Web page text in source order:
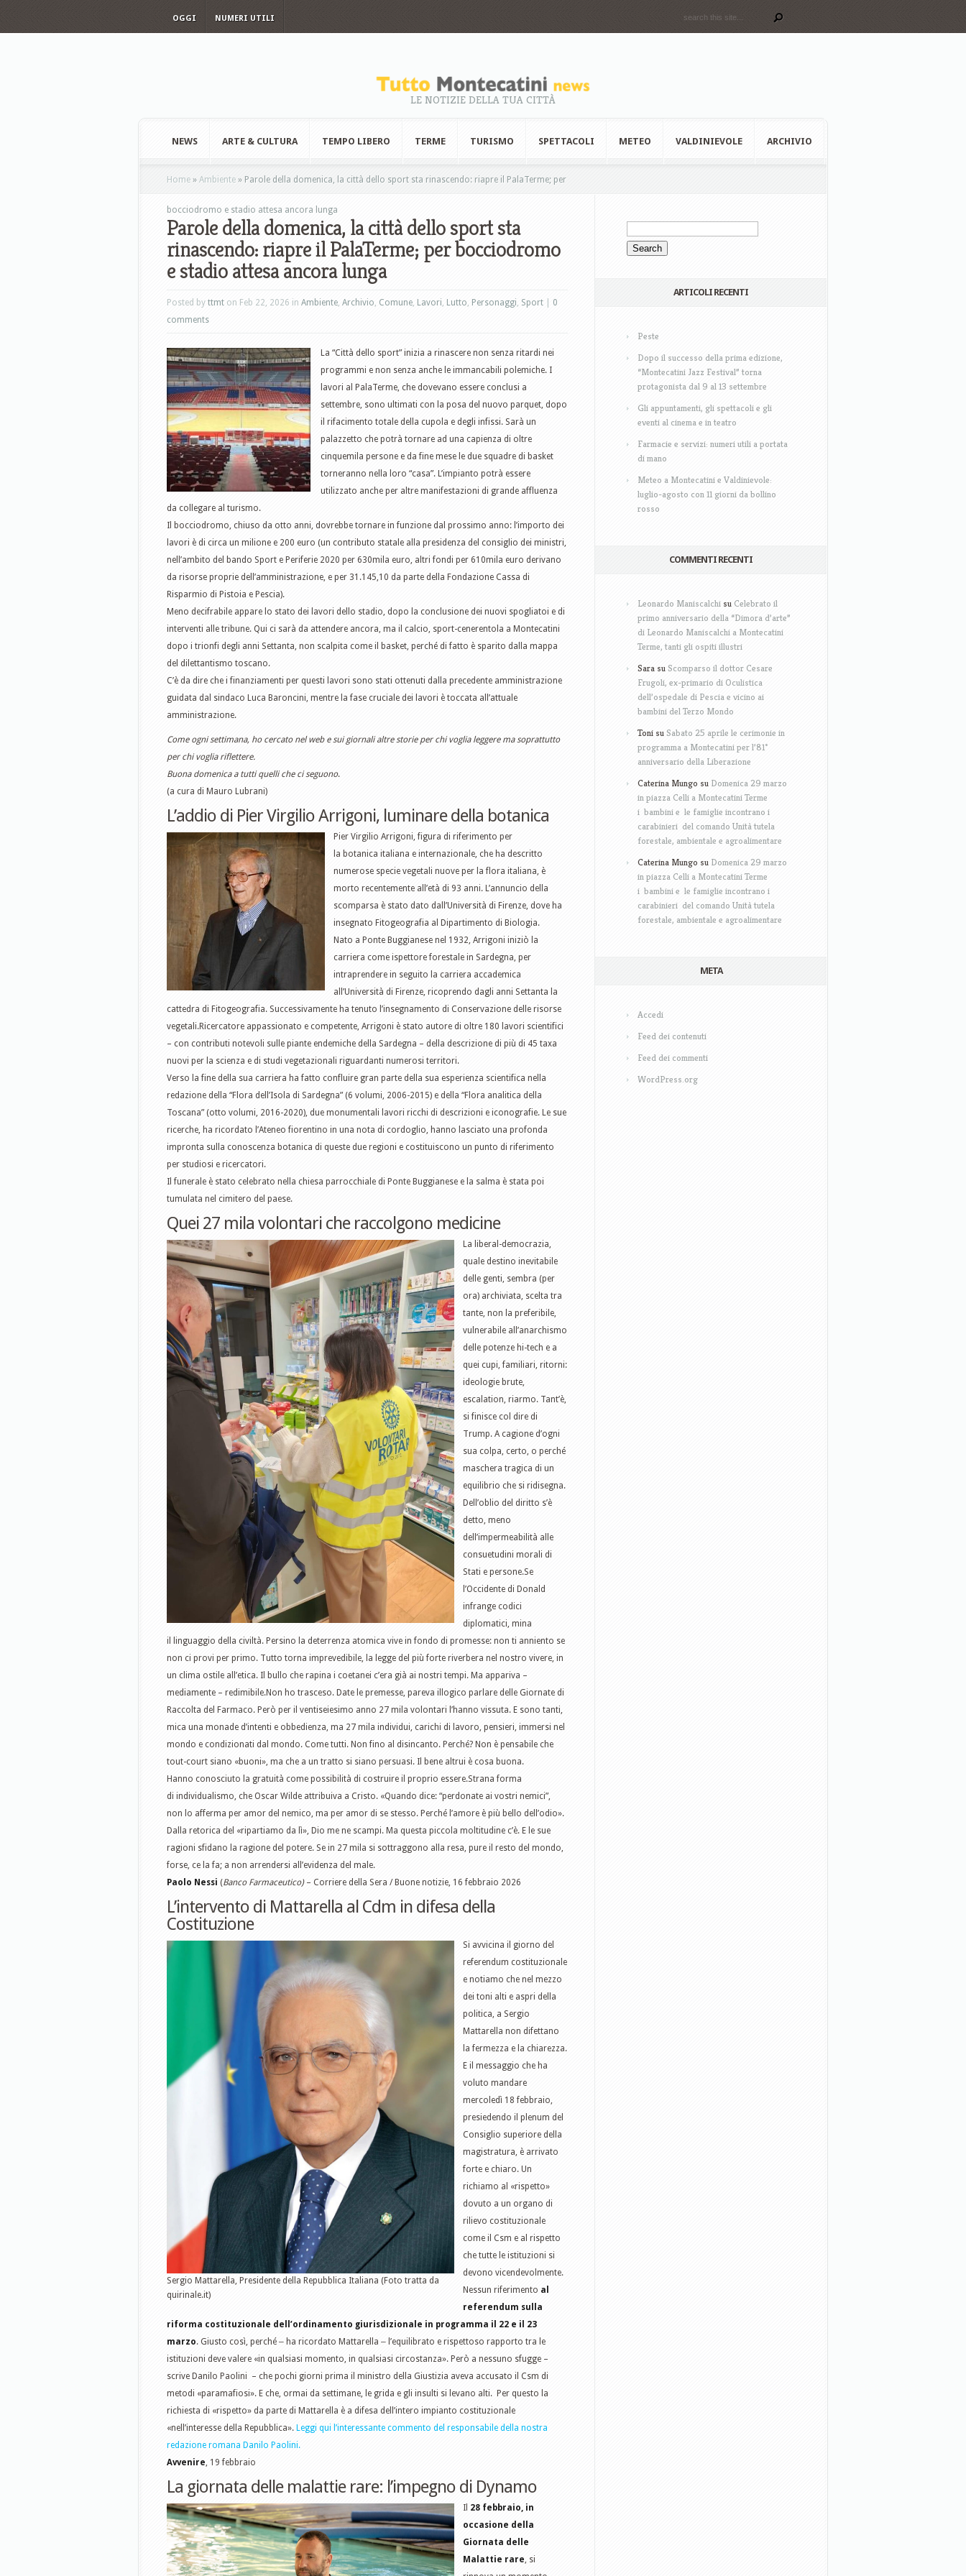
OGGI NUMERI UTILI
LE NOTIZIE DELLA TUA CITTÀ
NEWS ARTE & CULTURA TEMPO LIBERO TERME TURISMO SPETTACOLI METEO VALDINIEVOLE ARCHIVIO
Home » Ambiente » Parole della domenica, la città dello sport sta rinascendo: riapre il PalaTerme; per
bocciodromo e stadio attesa ancora lunga
Parole della domenica, la città dello sport sta
rinascendo: riapre il PalaTerme; per bocciodromo
e stadio attesa ancora lunga
Posted by ttmt on Feb 22, 2026 in Ambiente, Archivio, Comune, Lavori, Lutto, Personaggi, Sport
0
comments
La “Città dello sport” inizia a rinascere non senza ritardi nei
programmi e non senza anche le immancabili polemiche. I
lavori al PalaTerme, che dovevano essere conclusi a
settembre, sono ultimati con la posa del nuovo parquet, dopo
il rifacimento totale della cupola e degli infissi. Sarà un
palazzetto che potrà tornare ad una capienza di oltre
cinquemila persone e da fine mese le due squadre di basket
torneranno nella loro “casa”. L’impianto potrà essere
utilizzato anche per altre manifestazioni di grande affluenza
da collegare al turismo.
Il bocciodromo, chiuso da otto anni, dovrebbe tornare in funzione dal prossimo anno: l’importo dei
lavori è di circa un milione e 200 euro (un contributo statale alla presidenza del consiglio dei ministri,
nell’ambito del bando Sport e Periferie 2020 per 630mila euro, altri fondi per 610mila euro derivano
da risorse proprie dell’amministrazione, e per 31.145,10 da parte della Fondazione Cassa di
Risparmio di Pistoia e Pescia).
Meno decifrabile appare lo stato dei lavori dello stadio, dopo la conclusione dei nuovi spogliatoi e di
interventi alle tribune. Qui ci sarà da attendere ancora, ma il calcio, sport-cenerentola a Montecatini
dopo i trionfi degli anni Settanta, non scalpita come il basket, perché di fatto è sparito dalla mappa
del dilettantismo toscano.
C’è da dire che i finanziamenti per questi lavori sono stati ottenuti dalla precedente amministrazione
guidata dal sindaco Luca Baroncini, mentre la fase cruciale dei lavori è toccata all’attuale
amministrazione.
Come ogni settimana, ho cercato nel web e sui giornali altre storie per chi voglia leggere ma soprattutto
per chi voglia riflettere.
Buona domenica a tutti quelli che ci seguono.
(a cura di Mauro Lubrani)
L’addio di Pier Virgilio Arrigoni, luminare della botanica
Pier Virgilio Arrigoni, figura di riferimento per
la botanica italiana e internazionale, che ha descritto
numerose specie vegetali nuove per la flora italiana, è
morto recentemente all’età di 93 anni. L’annuncio della
scomparsa è stato dato dall’Università di Firenze, dove ha
insegnato Fitogeografia al Dipartimento di Biologia.
Nato a Ponte Buggianese nel 1932, Arrigoni iniziò la
carriera come ispettore forestale in Sardegna, per
intraprendere in seguito la carriera accademica
all’Università di Firenze, ricoprendo dagli anni Settanta la
cattedra di Fitogeografia. Successivamente ha tenuto l’insegnamento di Conservazione delle risorse
vegetali.Ricercatore appassionato e competente, Arrigoni è stato autore di oltre 180 lavori scientifici
– con contributi notevoli sulle piante endemiche della Sardegna – della descrizione di più di 45 taxa
nuovi per la scienza e di studi vegetazionali riguardanti numerosi territori.
Verso la fine della sua carriera ha fatto confluire gran parte della sua esperienza scientifica nella
redazione della “Flora dell’Isola di Sardegna” (6 volumi, 2006-2015) e della “Flora analitica della
Toscana” (otto volumi, 2016-2020), due monumentali lavori ricchi di descrizioni e iconografie. Le sue
ricerche, ha ricordato l’Ateneo fiorentino in una nota di cordoglio, hanno lasciato una profonda
impronta sulla conoscenza botanica di queste due regioni e costituiscono un punto di riferimento
per studiosi e ricercatori.
Il funerale è stato celebrato nella chiesa parrocchiale di Ponte Buggianese e la salma è stata poi
tumulata nel cimitero del paese.
Quei 27 mila volontari che raccolgono medicine
La liberal-democrazia,
quale destino inevitabile
delle genti, sembra (per
ora) archiviata, scelta tra
tante, non la preferibile,
vulnerabile all’anarchismo
delle potenze hi-tech e a
quei cupi, familiari, ritorni:
ideologie brute,
escalation, riarmo. Tant’è,
si finisce col dire di
Trump. A cagione d’ogni
sua colpa, certo, o perché
maschera tragica di un
equilibrio che si ridisegna.
Dell’oblio del diritto s’è
detto, meno
dell’impermeabilità alle
consuetudini morali di
Stati e persone.Se
l’Occidente di Donald
infrange codici
diplomatici, mina
il linguaggio della civiltà. Persino la deterrenza atomica vive in fondo di promesse: non ti anniento se
non ci provi per primo. Tutto torna imprevedibile, la legge del più forte riverbera nel nostro vivere, in
un clima ostile all’etica. Il bullo che rapina i coetanei c’era già ai nostri tempi. Ma appariva –
mediamente – redimibile.Non ho trasceso. Date le premesse, pareva illogico parlare delle Giornate di
Raccolta del Farmaco. Però per il ventiseiesimo anno 27 mila volontari l’hanno vissuta. E sono tanti,
mica una monade d’intenti e obbedienza, ma 27 mila individui, carichi di lavoro, pensieri, immersi nel
mondo e condizionati dal mondo. Come tutti. Non fino al disincanto. Perché? Non è pensabile che
tout-court siano «buoni», ma che a un tratto si siano persuasi. Il bene altrui è cosa buona.
Hanno conosciuto la gratuità come possibilità di costruire il proprio essere.Strana forma
di individualismo, che Oscar Wilde attribuiva a Cristo. «Quando dice: “perdonate ai vostri nemici”,
non lo afferma per amor del nemico, ma per amor di se stesso. Perché l’amore è più bello dell’odio».
Dalla retorica del «ripartiamo da lì», Dio me ne scampi. Ma questa piccola moltitudine c’è. E le sue
ragioni sfidano la ragione del potere. Se in 27 mila si sottraggono alla resa, pure il resto del mondo,
forse, ce la fa; a non arrendersi all’evidenza del male.
Paolo Nessi (Banco Farmaceutico) – Corriere della Sera / Buone notizie, 16 febbraio 2026
L’intervento di Mattarella al Cdm in difesa della
Costituzione
Sergio Mattarella, Presidente della Repubblica Italiana (Foto tratta da
quirinale.it)
Si avvicina il giorno del
referendum costituzionale
e notiamo che nel mezzo
dei toni alti e aspri della
politica, a Sergio
Mattarella non difettano
la fermezza e la chiarezza.
E il messaggio che ha
voluto mandare
mercoledì 18 febbraio,
presiedendo il plenum del
Consiglio superiore della
magistratura, è arrivato
forte e chiaro. Un
richiamo al «rispetto»
dovuto a un organo di
rilievo costituzionale
come il Csm e al rispetto
che tutte le istituzioni si
devono vicendevolmente.
Nessun riferimento al
referendum sulla
riforma costituzionale dell’ordinamento giurisdizionale in programma il 22 e il 23
marzo. Giusto così, perché ‒ ha ricordato Mattarella ‒ l’equilibrato e rispettoso rapporto tra le
istituzioni deve valere «in qualsiasi momento, in qualsiasi circostanza». Però a nessuno sfugge –
scrive Danilo Paolini – che pochi giorni prima il ministro della Giustizia aveva accusato il Csm di
metodi «paramafiosi». E che, ormai da settimane, le grida e gli insulti si levano alti. Per questo la
richiesta di «rispetto» da parte di Mattarella è a difesa dell’intero impianto costituzionale
«nell’interesse della Repubblica». Leggi qui l’interessante commento del responsabile della nostra
redazione romana Danilo Paolini.
Avvenire, 19 febbraio
La giornata delle malattie rare: l’impegno di Dynamo
Il 28 febbraio, in
occasione della
Giornata delle
Malattie rare, si
ARTICOLI RECENTI
Peste
Dopo il successo della prima edizione,
“Montecatini Jazz Festival” torna
protagonista dal 9 al 13 settembre
Gli appuntamenti, gli spettacoli e gli
eventi al cinema e in teatro
Farmacie e servizi: numeri utili a portata
di mano
Meteo a Montecatini e Valdinievole:
luglio-agosto con 11 giorni da bollino
rosso
COMMENTI RECENTI
Leonardo Maniscalchi suCelebrato il
primo anniversario della “Dimora d’arte”
di Leonardo Maniscalchi a Montecatini
Terme, tanti gli ospiti illustri
Sara su Scomparso il dottor Cesare
Frugoli, ex-primario di Oculistica
dell’ospedale di Pescia e vicino ai
bambini del Terzo Mondo
Toni suSabato 25 aprile le cerimonie in
programma a Montecatini per l’81°
anniversario della Liberazione
Caterina Mungo su Domenica 29 marzo
in piazza Celli a Montecatini Terme
i bambini e le famiglie incontrano i
carabinieri del comando Unità tutela
forestale, ambientale e agroalimentare
Caterina Mungo su Domenica 29 marzo
in piazza Celli a Montecatini Terme
i bambini e le famiglie incontrano i
carabinieri del comando Unità tutela
forestale, ambientale e agroalimentare
META
Accedi
Feed dei contenuti
Feed dei commenti
WordPress.org